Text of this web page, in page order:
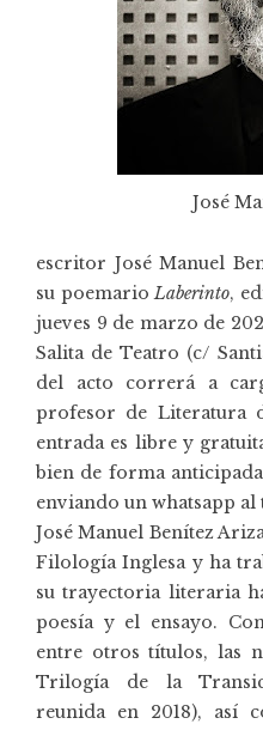
José
escritor José Manuel
su poemarioLaberinto,
jueves 9 de marzo de
Salita de Teatro (c/
del acto correrá a
profesor de Literatura
entrada es libre y
bien de forma
enviando un whatsapp al
José Manuel Benítez
Filología Inglesa y ha
su trayectoria literaria
poesía y el ensayo.
entre otros títulos, las
Trilogía de la
reunida en 2018), así